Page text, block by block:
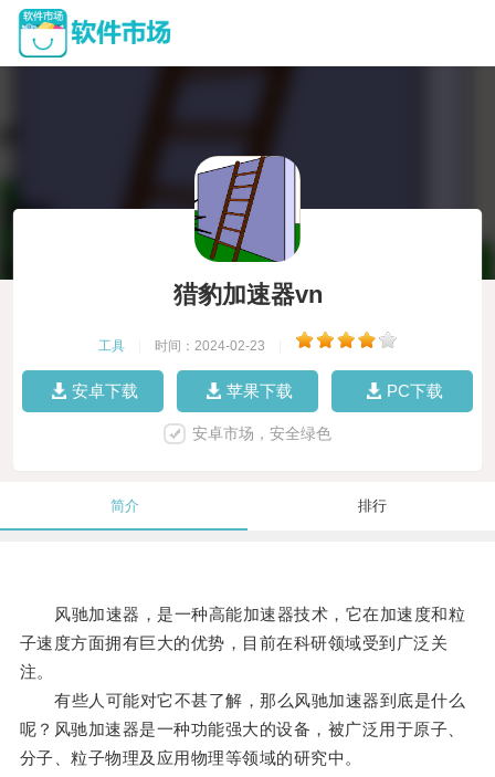
猎豹加速器vn
工具 时间：2024-02-23
安卓下载 苹果下载 PC下载
安卓市场，安全绿色
简介 排行
风驰加速器，是一种高能加速器技术，它在加速度和粒
子速度方面拥有巨大的优势，目前在科研领域受到广泛关
注。
有些人可能对它不甚了解，那么风驰加速器到底是什么
呢？风驰加速器是一种功能强大的设备，被广泛用于原子、
分子、粒子物理及应用物理等领域的研究中。